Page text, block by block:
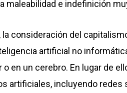
maleabilidad e indefinición
consideración del
artificial no
en un cerebro. En lugar de
artificiales, incluyendo